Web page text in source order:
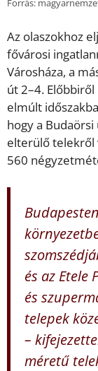
Forrás:
Az olaszokhoz
fővárosi
Városháza, a
út 2–4.
elmúlt
hogy a
elterülő telekről
560
és az
és
telepek
–
méretű